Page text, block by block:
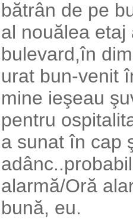
bătrân de pe
al nouălea etaj
bulevard,în
urat bun-venit
mine ieşeau
pentru
a sunat în cap
alarmă/Oră
bună, eu.